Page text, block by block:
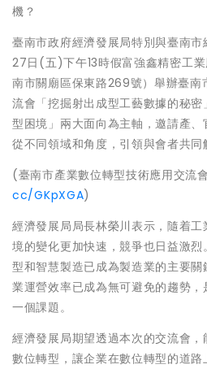
機？
臺南市政府經濟發展局特別與臺南市
27日(五)下午13時假富強鑫精密工
南市關廟區保東路269號）舉辦臺南
流會「挖掘射出成型工藝數據的秘
型困境」兩大面向為主軸，邀請產、
從不同領域和角度，引領與會者共同
(臺南市產業數位轉型技術應用交流
cc/GKpXGA)
經濟發展局局長林榮川表示，隨着
境的變化更加快速，競爭也日益激
型和智慧製造已成為製造業的主要
業運營效率已成為無可避免的趨勢
一個課題。
經濟發展局期望透過本次的交流會
數位轉型，讓企業在數位轉型的道